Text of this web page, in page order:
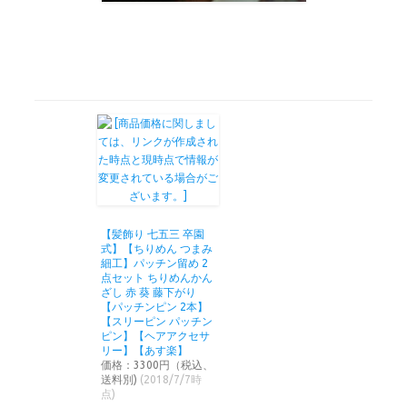
【髪飾り 七五三 卒園
式】【ちりめん つまみ
細工】パッチン留め 2
点セット ちりめんかん
ざし 赤 葵 藤下がり
【パッチンピン 2本】
【スリーピン パッチン
ピン】【ヘアアクセサ
リー】【あす楽】
価格：3300円（税込、
送料別) (2018/7/7時
点)